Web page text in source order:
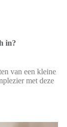
in?
van een kleine
met deze